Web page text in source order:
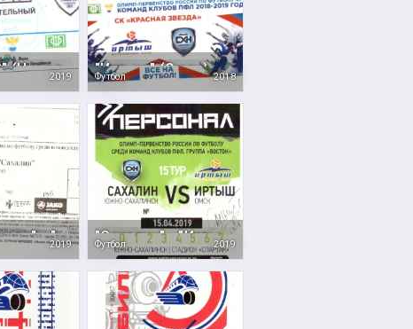
"Сибирь-2" (Новосибирск) - "Сахалин"
2019 "Иртыш" (Омск) - "Сахалин"
Футбол 2018
"Новосибирск" - "Сахалин", вид 1
2019 "Сахалин" - "Иртыш" (Омск), пропуск
Футбол 2019